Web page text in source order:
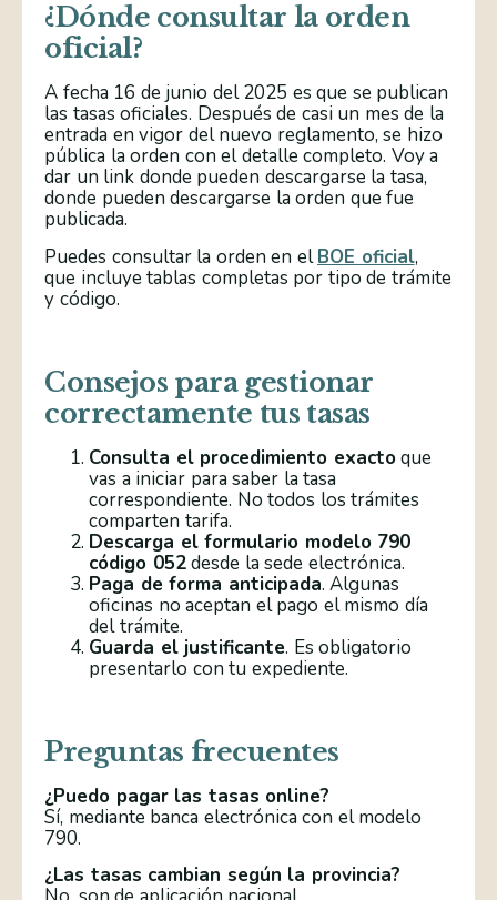
¿Dónde consultar la orden
oficial?
A fecha 16 de junio del 2025 es que se publican
las tasas oficiales. Después de casi un mes de la
entrada en vigor del nuevo reglamento, se hizo
pública la orden con el detalle completo. Voy a
dar un link donde pueden descargarse la tasa,
donde pueden descargarse la orden que fue
publicada.
Puedes consultar la orden en elBOE oficial,
que incluye tablas completas por tipo de trámite
y código.
Consejos para gestionar
correctamente tus tasas
Consulta el procedimiento exactoque
vas a iniciar para saber la tasa
correspondiente. No todos los trámites
comparten tarifa.
Descarga el formulario modelo 790
código 052desde la sede electrónica.
Paga de forma anticipada. Algunas
oficinas no aceptan el pago el mismo día
del trámite.
Guarda el justificante. Es obligatorio
presentarlo con tu expediente.
Preguntas frecuentes
¿Puedo pagar las tasas online?
Sí, mediante banca electrónica con el modelo
790.
¿Las tasas cambian según la provincia?